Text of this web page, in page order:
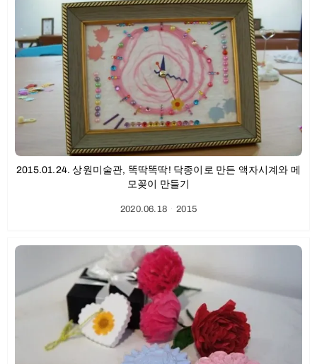
2015.01.24. 상원미술관, 똑딱똑딱! 닥종이로 만든 액자시계와 메
모꽂이 만들기
2020.06.18ㆍ2015